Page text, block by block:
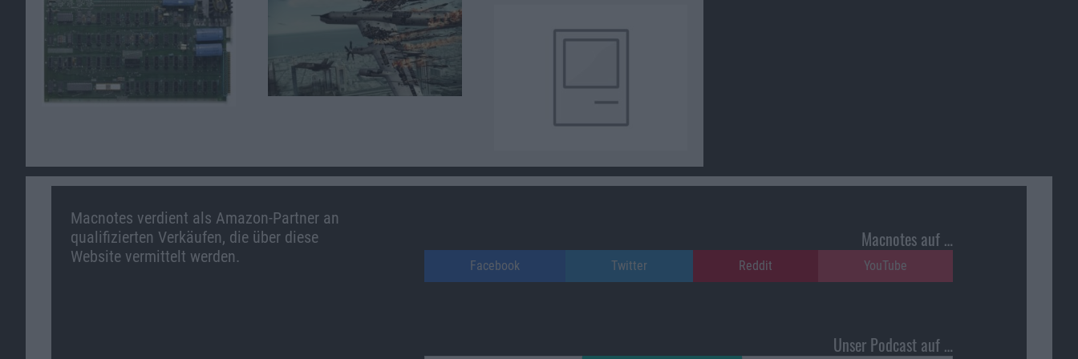
Macnotes verdient als Amazon-Partner an
qualifizierten Verkäufen, die über diese
Website vermittelt werden.
Macnotes auf …
Facebook Twitter Reddit YouTube
Unser Podcast auf …